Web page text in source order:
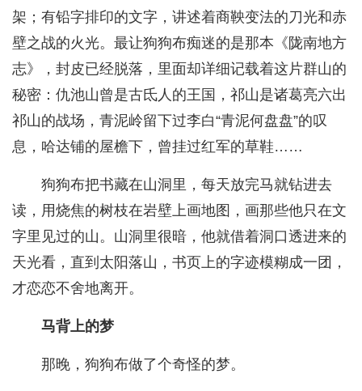
架；有铅字排印的文字，讲述着商鞅变法的刀光和赤
壁之战的火光。最让狗狗布痴迷的是那本《陇南地方
志》，封皮已经脱落，里面却详细记载着这片群山的
秘密：仇池山曾是古氐人的王国，祁山是诸葛亮六出
祁山的战场，青泥岭留下过李白“青泥何盘盘”的叹
息，哈达铺的屋檐下，曾挂过红军的草鞋……
狗狗布把书藏在山洞里，每天放完马就钻进去
读，用烧焦的树枝在岩壁上画地图，画那些他只在文
字里见过的山。山洞里很暗，他就借着洞口透进来的
天光看，直到太阳落山，书页上的字迹模糊成一团，
才恋恋不舍地离开。
马背上的梦
那晚，狗狗布做了个奇怪的梦。